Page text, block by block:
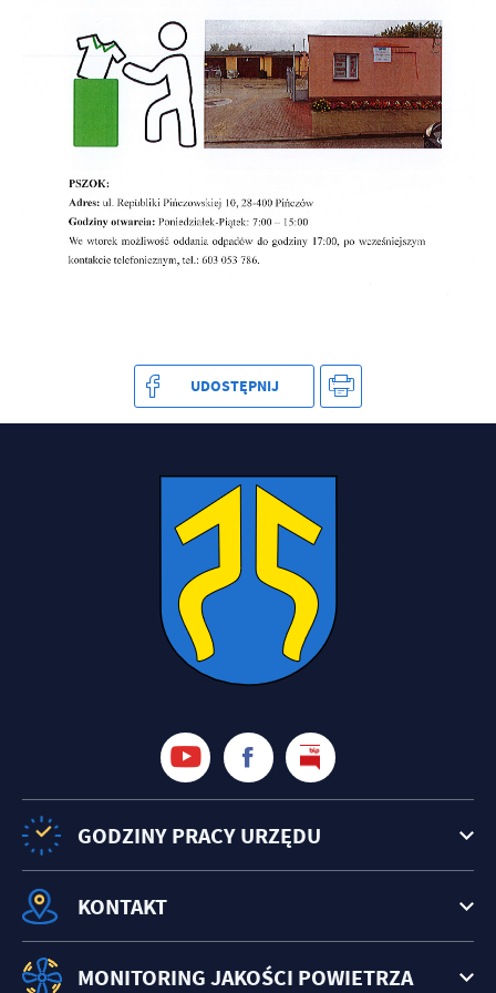
UDOSTĘPNIJ
GODZINY PRACY URZĘDU
KONTAKT
MONITORING JAKOŚCI POWIETRZA
społecznościowych.